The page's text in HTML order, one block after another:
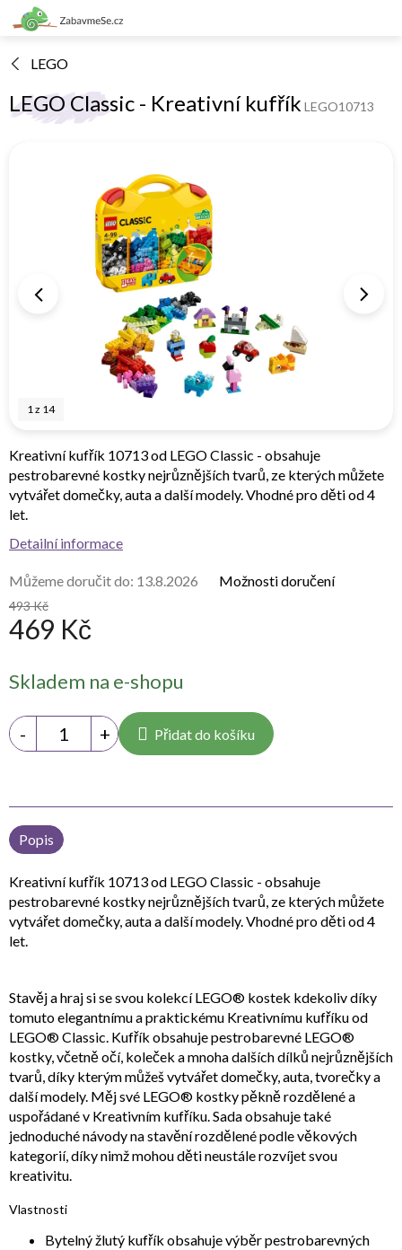
Přejít
na
LEGO
LEGO Classic - Kreativní kufřík LEGO10713
1z 14
493 Kč
469 Kč
cena:
Skladem na e-shopu
Můžeme doručit do: 13.8.2026 Možnosti doručení
Přidat do košíku
Kreativní kufřík 10713 od LEGO Classic - obsahuje
pestrobarevné kostky nejrůznějších tvarů, ze kterých můžete
vytvářet domečky, auta a další modely. Vhodné pro děti od 4
let.
Detailní informace
Popis
Kreativní kufřík 10713 od LEGO Classic - obsahuje
pestrobarevné kostky nejrůznějších tvarů, ze kterých můžete
vytvářet domečky, auta a další modely. Vhodné pro děti od 4
let.
Stavěj a hraj si se svou kolekcí LEGO® kostek kdekoliv díky
tomuto elegantnímu a praktickému Kreativnímu kufříku od
LEGO® Classic. Kufřík obsahuje pestrobarevné LEGO®
kostky, včetně očí, koleček a mnoha dalších dílků nejrůznějších
tvarů, díky kterým můžeš vytvářet domečky, auta, tvorečky a
další modely. Měj své LEGO® kostky pěkně rozdělené a
uspořádané v Kreativním kufříku. Sada obsahuje také
jednoduché návody na stavění rozdělené podle věkových
kategorií, díky nimž mohou děti neustále rozvíjet svou
kreativitu.
Vlastnosti
Bytelný žlutý kufřík obsahuje výběr pestrobarevných